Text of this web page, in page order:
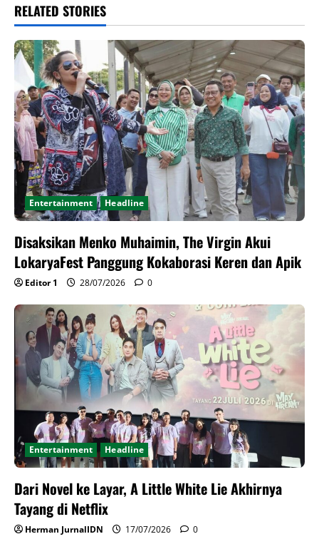
RELATED STORIES
Entertainment Headline
Disaksikan Menko Muhaimin, The Virgin Akui
LokaryaFest Panggung Kokaborasi Keren dan Apik
Editor 1 28/07/2026 0
Entertainment Headline
Dari Novel ke Layar, A Little White Lie Akhirnya
Tayang di Netflix
Herman JurnalIDN 17/07/2026 0